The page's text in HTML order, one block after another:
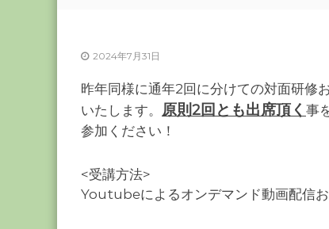
カ
ー
協
会
－
な
ぐ
2024年7月31日
昨年同様に通年2回に分けての対面研修
いたします。 原則2回とも出席頂く 事
参加ください！
<受講方法>
Youtubeによるオンデマンド動画配信お